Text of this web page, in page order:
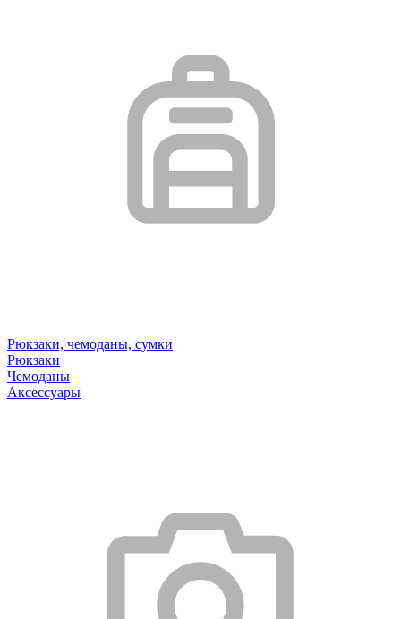
Рюкзаки, чемоданы, сумки
Рюкзаки
Чемоданы
Аксессуары